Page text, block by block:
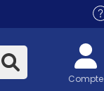
Compte